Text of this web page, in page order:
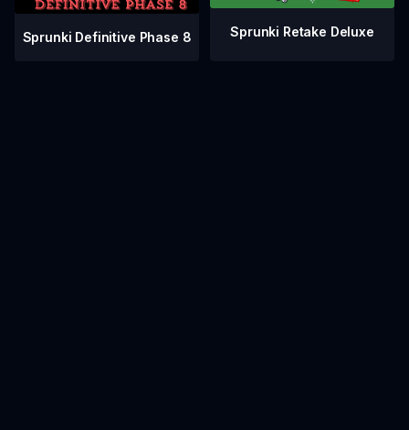
Sprunki Definitive Phase 8 Sprunki Retake Deluxe